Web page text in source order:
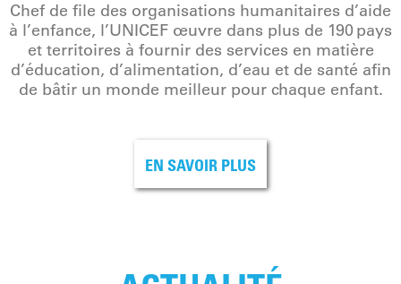
Chef de file des organisations humanitaires d’aide
à l’enfance, l’UNICEF œuvre dans plus de 190 pays
et territoires à fournir des services en matière
d’éducation, d’alimentation, d’eau et de santé afin
de bâtir un monde meilleur pour chaque enfant.
EN SAVOIR PLUS